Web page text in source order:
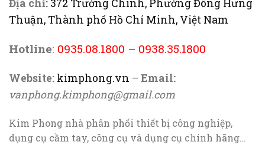
Địa chỉ: 372 Trường Chinh, Phường Đông Hưng
Thuận, Thành phố Hồ Chí Minh, Việt Nam
Hotline: 0935.08.1800 – 0938.35.1800
Website: kimphong.vn – Email:
vanphong.kimphong@gmail.com
Kim Phong nhà phân phối thiết bị công nghiệp,
dụng cụ cầm tay, công cụ và dụng cụ chính hãng…